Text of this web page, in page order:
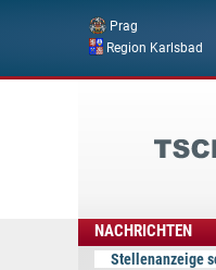
Prag
Region Karlsbad
NACHRICHTEN
Stellenanzeige